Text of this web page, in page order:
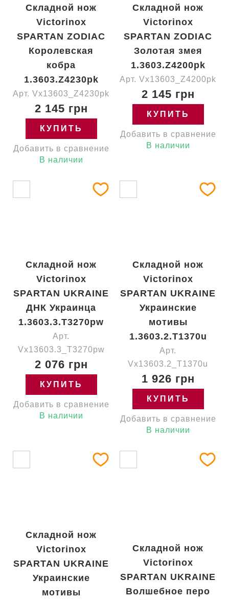
Складной нож
Victorinox
SPARTAN ZODIAC
Королевская
кобра
1.3603.Z4230pk
Арт. Vx13603_Z4230pk
2 145 грн
КУПИТЬ
Добавить в сравнение
В наличии
Складной нож
Victorinox
SPARTAN ZODIAC
Золотая змея
1.3603.Z4200pk
Арт. Vx13603_Z4200pk
2 145 грн
КУПИТЬ
Добавить в сравнение
В наличии
Складной нож
Victorinox
SPARTAN UKRAINE
ДНК Украинца
1.3603.3.T3270pw
Арт.
Vx13603.3_T3270pw
2 076 грн
КУПИТЬ
Добавить в сравнение
В наличии
Складной нож
Victorinox
SPARTAN UKRAINE
Украинские
мотивы
1.3603.2.T1370u
Арт.
Vx13603.2_T1370u
1 926 грн
КУПИТЬ
Добавить в сравнение
В наличии
Складной нож
Victorinox
SPARTAN UKRAINE
Украинские
мотивы
Складной нож
Victorinox
SPARTAN UKRAINE
Волшебное перо